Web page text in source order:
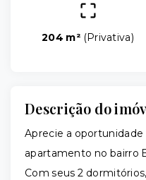
204 m² (Privativa)
Descrição do
Aprecie a
apartamento no bairro
Com seus 2